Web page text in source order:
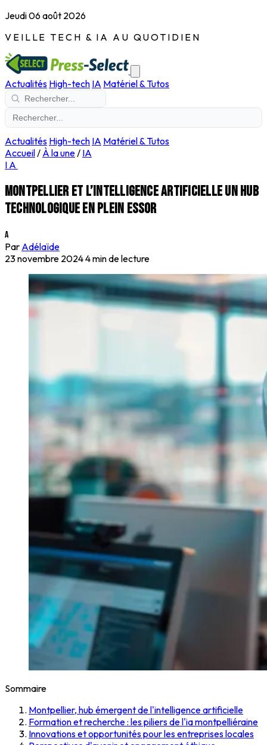
Jeudi 06 août 2026
VEILLE TECH & IA AU QUOTIDIEN
Actualités High-tech IA Matériel & Tutos
Actualités High-tech IA Matériel & Tutos
Accueil/ À la une/ IA
IA
Montpellier et l’intelligence artificielle un hub
technologique en plein essor
A
Par Adélaïde
23 novembre 20244 min de lecture
Sommaire
Montpellier, hub émergent de l'intelligence artificielle
Formation et recherche : les piliers de l'ia montpelliéraine
Innovations et opportunités pour les entreprises locales